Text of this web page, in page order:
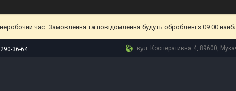
неробочий час. Замовлення та повідомлення будуть оброблені з 09:00
36-64 вул. Кооперативна 4, 89600,